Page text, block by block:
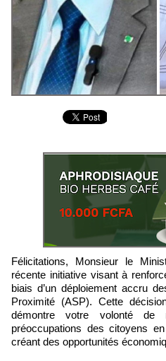
Félicitations, Monsieur le Ministre de l’Intérieur, pour votre
récente initiative visant à
biais d’un déploiement accru
Proximité (ASP). Cette
démontre votre volonté de
préoccupations des citoyens
créant des opportunités